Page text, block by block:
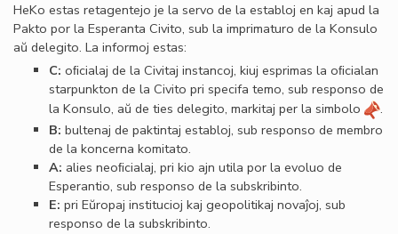
HeKo estas retagentejo je la servo de la establoj en kaj apud la
Pakto por la Esperanta Civito, sub la imprimaturo de la Konsulo
aŭ delegito. La informoj estas:
C: oﬁcialaj de la Civitaj instancoj, kiuj esprimas la oﬁcialan
starpunkton de la Civito pri specifa temo, sub responso de
la Konsulo, aŭ de ties delegito, markitaj per la simbolo
.
B: bultenaj de paktintaj establoj, sub responso de membro
de la koncerna komitato.
A: alies neoﬁcialaj, pri kio ajn utila por la evoluo de
Esperantio, sub responso de la subskribinto.
E: pri Eŭropaj institucioj kaj geopolitikaj novaĵoj, sub
responso de la subskribinto.